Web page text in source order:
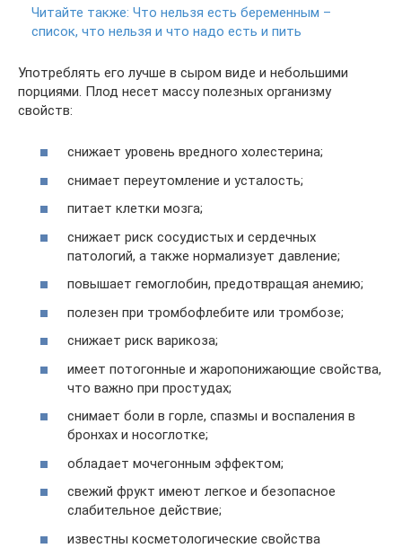
Читайте также: Что нельзя есть беременным –
список, что нельзя и что надо есть и пить
Употреблять его лучше в сыром виде и небольшими
порциями. Плод несет массу полезных организму
свойств:
снижает уровень вредного холестерина;
снимает переутомление и усталость;
питает клетки мозга;
снижает риск сосудистых и сердечных
патологий, а также нормализует давление;
повышает гемоглобин, предотвращая анемию;
полезен при тромбофлебите или тромбозе;
снижает риск варикоза;
имеет потогонные и жаропонижающие свойства,
что важно при простудах;
снимает боли в горле, спазмы и воспаления в
бронхах и носоглотке;
обладает мочегонным эффектом;
свежий фрукт имеют легкое и безопасное
слабительное действие;
известны косметологические свойства